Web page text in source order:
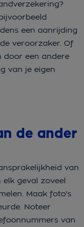
een aanrijding
veroorzaker. Of
door een andere
van je eigen
de ander
van
geval zoveel
Maak foto's
Noteer
van